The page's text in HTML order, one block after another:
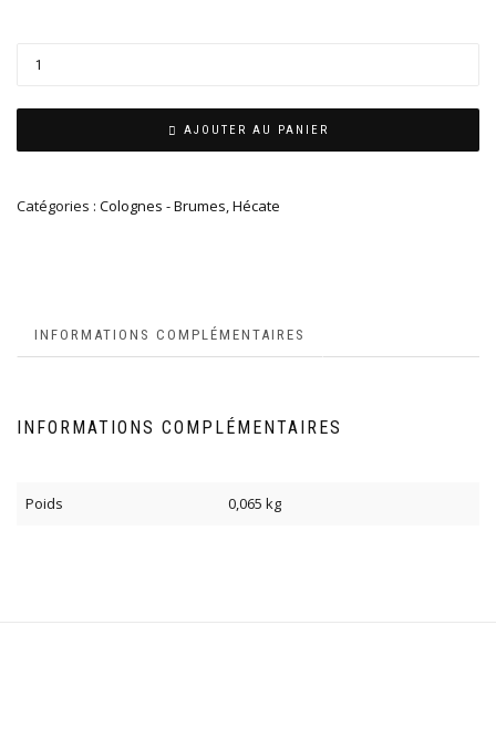
AJOUTER AU PANIER
Catégories : Colognes - Brumes,Hécate
INFORMATIONS COMPLÉMENTAIRES
INFORMATIONS COMPLÉMENTAIRES
Poids 0,065 kg